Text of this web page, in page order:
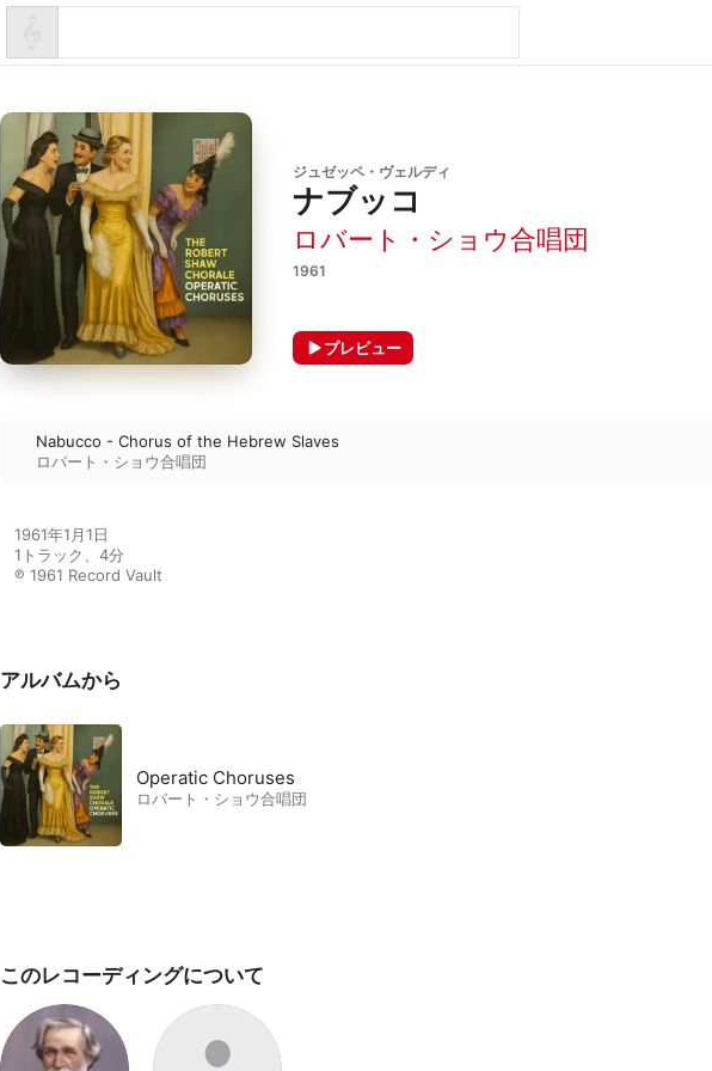
ジュゼッペ・ヴェルディ
ナブッコ
ロバート・ショウ合唱団
1961
プレビュー
Nabucco - Chorus of the Hebrew Slaves
ロバート・ショウ合唱団
1961年1月1日
1トラック、4分
℗ 1961 Record Vault
アルバムから
Operatic Choruses
ロバート・ショウ合唱団
このレコーディングについて